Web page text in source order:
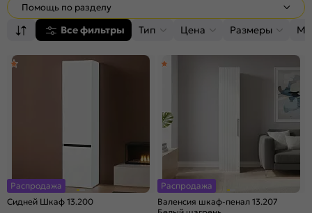
Помощь по разделу
Все фильтры Тип Цена Размеры
Распродажа
Сидней Шкаф 13.200
Распродажа
Валенсия шкаф-пенал 13.207